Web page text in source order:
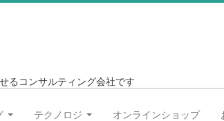
るコンサルティング会社です
テクノロジ オンラインショップ